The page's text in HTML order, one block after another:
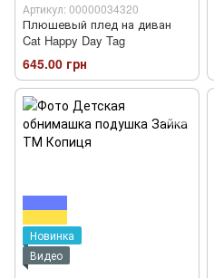
Артикул: 00000034320
Плюшевый плед на диван
Cat Happy Day Tag
645.00 грн
Новинка
Видео